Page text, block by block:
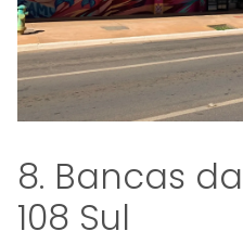
8. Bancas
108 Sul